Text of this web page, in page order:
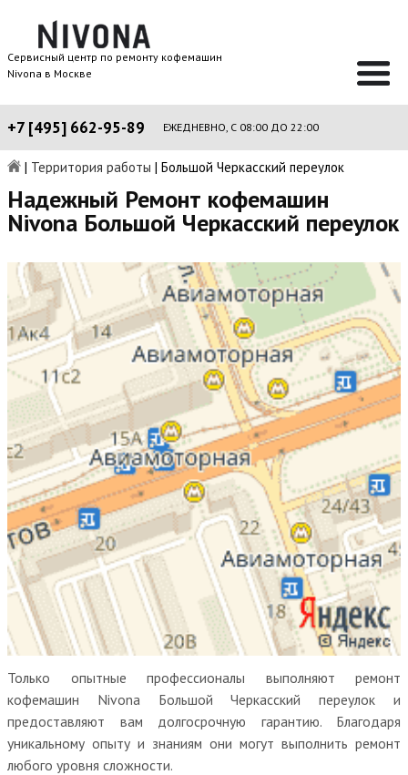
Сервисный центр по ремонту кофемашин
Nivona в Москве
+7 [495] 662-95-89 ЕЖЕДНЕВНО, С 08:00 ДО 22:00
| Территория работы | Большой Черкасский переулок
Надежный Ремонт кофемашин
Nivona Большой Черкасский переулок
Только опытные профессионалы выполняют ремонт
кофемашин Nivona Большой Черкасский переулок и
предоставляют вам долгосрочную гарантию. Благодаря
уникальному опыту и знаниям они могут выполнить ремонт
любого уровня сложности.